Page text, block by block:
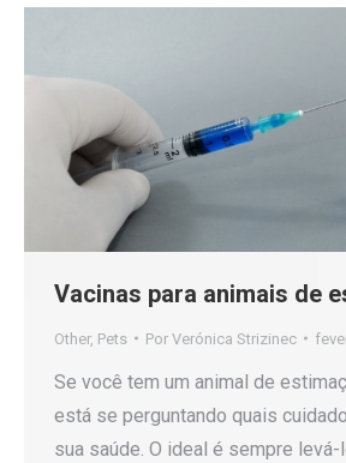
Vacinas para animais de
Other, Pets Por Verónica Strizinec
Se você tem um animal de
está se perguntando quais
sua saúde. O ideal é sempre levá-